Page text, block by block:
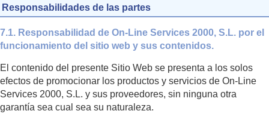
Responsabilidades de las partes
7.1. Responsabilidad de On-Line Services 2000, S.L. por el
funcionamiento del sitio web y sus contenidos.
El contenido del presente Sitio Web se presenta a los solos
efectos de promocionar los productos y servicios de On-Line
Services 2000, S.L. y sus proveedores, sin ninguna otra
garantía sea cual sea su naturaleza.